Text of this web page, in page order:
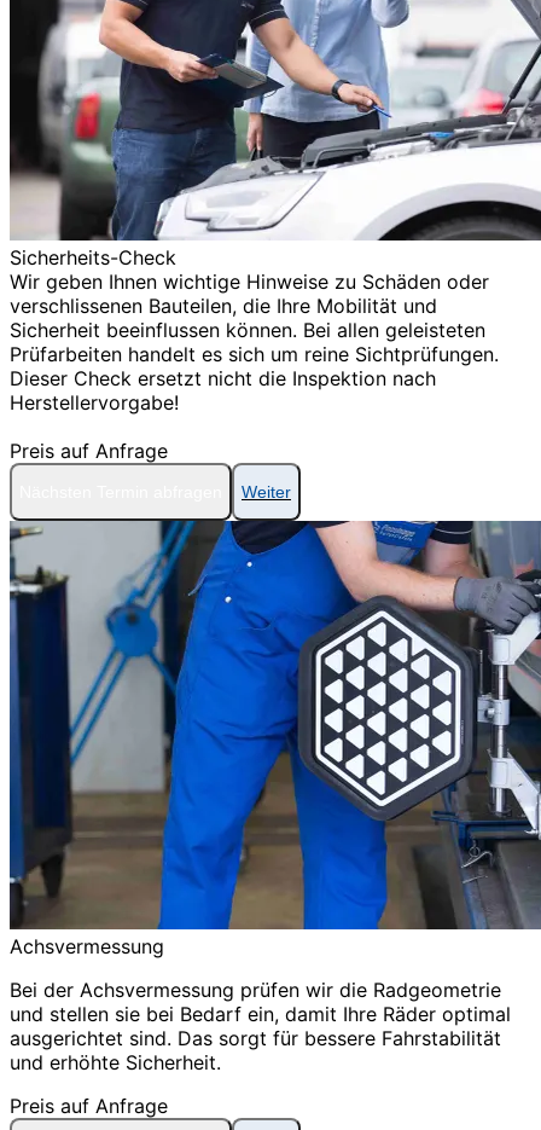
Sicherheits-Check
Wir geben Ihnen wichtige Hinweise zu Schäden oder
verschlissenen Bauteilen, die Ihre Mobilität und
Sicherheit beeinflussen können. Bei allen geleisteten
Prüfarbeiten handelt es sich um reine Sichtprüfungen.
Dieser Check ersetzt nicht die Inspektion nach
Herstellervorgabe!
Preis auf Anfrage
Weiter
Achsvermessung
Bei der Achsvermessung prüfen wir die Radgeometrie
und stellen sie bei Bedarf ein, damit Ihre Räder optimal
ausgerichtet sind. Das sorgt für bessere Fahrstabilität
und erhöhte Sicherheit.
Preis auf Anfrage